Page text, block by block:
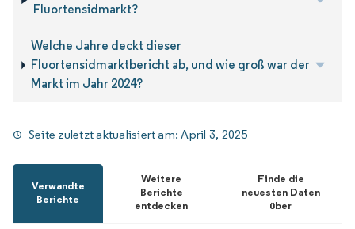
Fluortensidmarkt?
Welche Jahre deckt dieser
Fluortensidmarktbericht ab, und wie groß war der
Markt im Jahr 2024?
Seite zuletzt aktualisiert am:April 3, 2025
Verwandte
Berichte
Weitere
Berichte
entdecken
Finde die
neuesten Daten
über